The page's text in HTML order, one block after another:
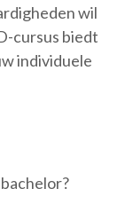
wil
cursus biedt
individuele